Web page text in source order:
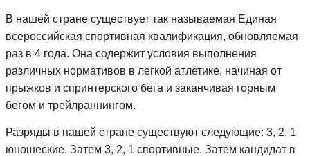
В нашей стране существует так называемая Единая
всероссийская спортивная квалификация, обновляемая
раз в 4 года. Она содержит условия выполнения
различных нормативов в легкой атлетике, начиная от
прыжков и спринтерского бега и заканчивая горным
бегом и трейлраннингом.
Разряды в нашей стране существуют следующие: 3, 2, 1
юношеские. Затем 3, 2, 1 спортивные. Затем кандидат в